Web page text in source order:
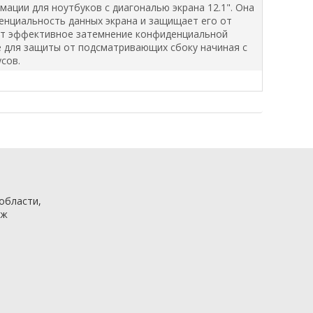
для ноутбуков с диагональю экрана 12.1". Она
данных экрана и защищает его от
эффективное затемнение конфиденциальной
для защиты от подсматривающих сбоку начиная с